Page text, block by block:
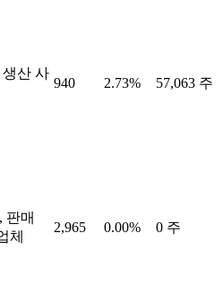
산 사
940 2.73% 57,063 주
판매
체
2,965 0.00% 0 주